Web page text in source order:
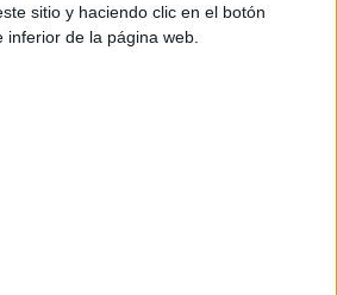
sitio y haciendo clic en el botón
inferior de la página web.